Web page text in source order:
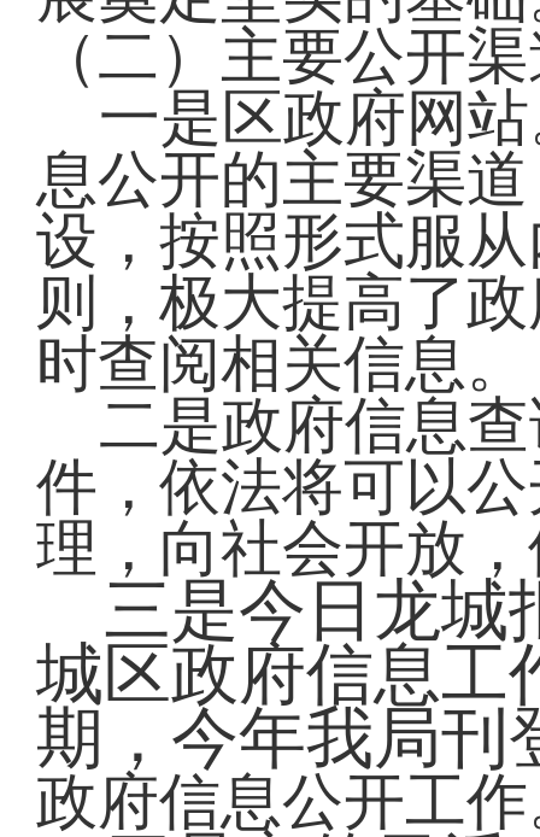
（二）主要公开
一是区政府网站
息公开的主要渠
设，按照形式服
则，极大提高了
时查阅相关信息。
二是政府信息查
件，依法将可以
理，向社会开放
三是今日龙城
城区政府信息工
期，今年我局刊
政府信息公开工